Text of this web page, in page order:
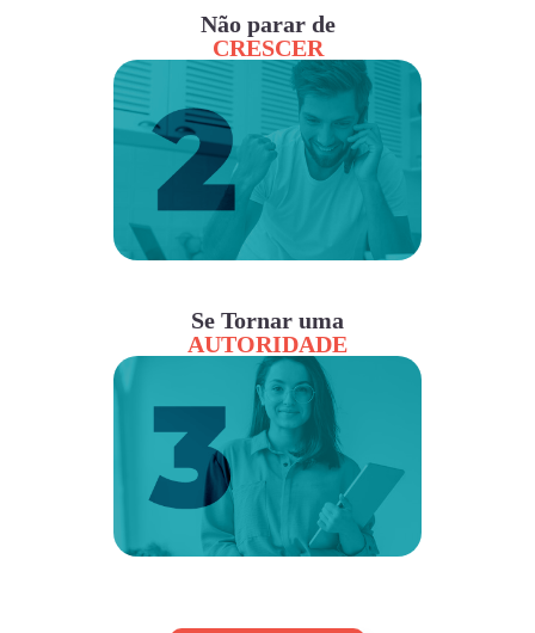
Não parar de
CRESCER
Se Tornar uma
AUTORIDADE